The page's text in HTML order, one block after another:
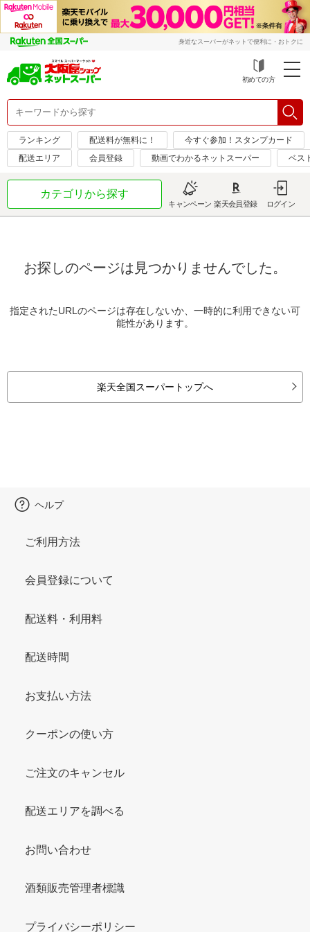
身近なスーパーがネットで便利に・おトクに
初めての方
ランキング 配送料が無料に！
今すぐ参加！スタンプカード
配送エリア
会員登録 動画でわかるネットスーパー ベス
カテゴリから探す
キャンペーン 楽天会員登録 ログイン
お探しのページは見つかりませんでした。
指定されたURLのページは存在しないか、一時的に利用できない可
能性があります。
楽天全国スーパートップへ
ヘルプ
ご利用方法
会員登録について
配送料・利用料
配送時間
お支払い方法
クーポンの使い方
ご注文のキャンセル
配送エリアを調べる
お問い合わせ
酒類販売管理者標識
プライバシーポリシー